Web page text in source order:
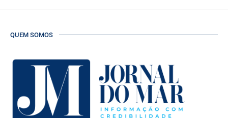
QUEM SOMOS